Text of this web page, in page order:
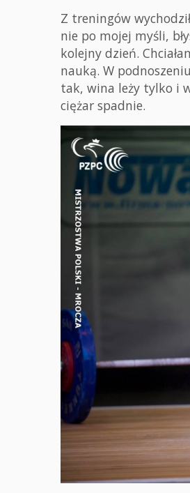
Z treningów
nie po mojej myśli,
kolejny dzień.
nauką. W
tak, wina leży tylko i
ciężar spadnie.